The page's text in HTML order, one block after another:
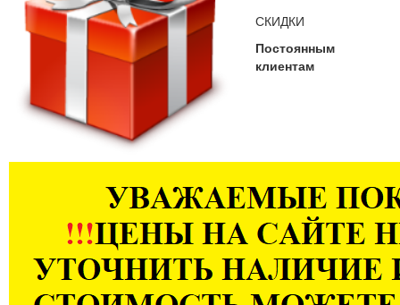
СКИДКИ
Постоянным
клиентам